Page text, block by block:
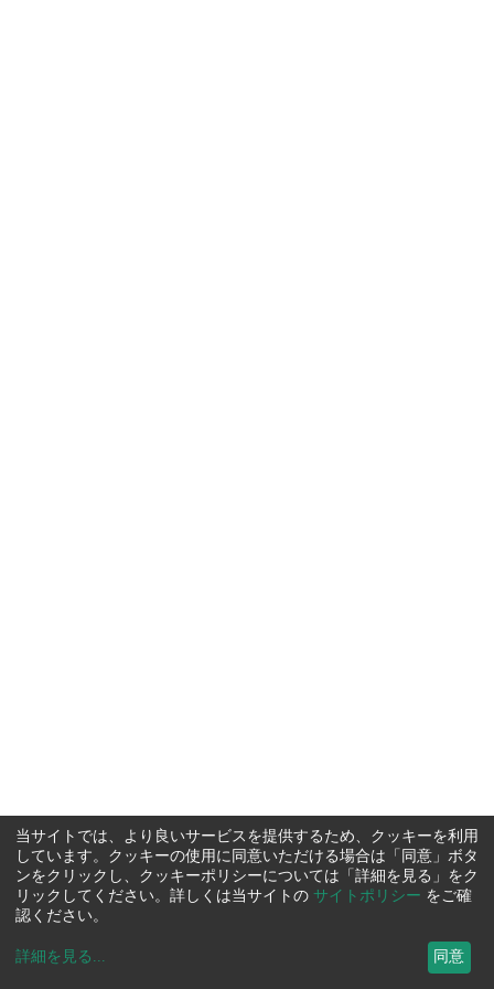
当サイトでは、より良いサービスを提供するため、クッキーを利用
しています。クッキーの使用に同意いただける場合は「同意」ボタ
ンをクリックし、クッキーポリシーについては「詳細を見る」をク
リックしてください。詳しくは当サイトの サイトポリシー をご確
認ください。
詳細を見る ... 同意